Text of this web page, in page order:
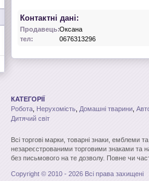
Контактні дані:
Продавець:Оксана
тел:
0676313296
КАТЕГОРІЇ
Робота Нерухомість Домашні тварини
Дитячий світ
Всі торгові марки, товарні знаки, емблеми
незареєстрованими торговими знаками та
без письмового на те дозволу. Повне чи
Copyright © 2010 - 2026 Всі права захищені